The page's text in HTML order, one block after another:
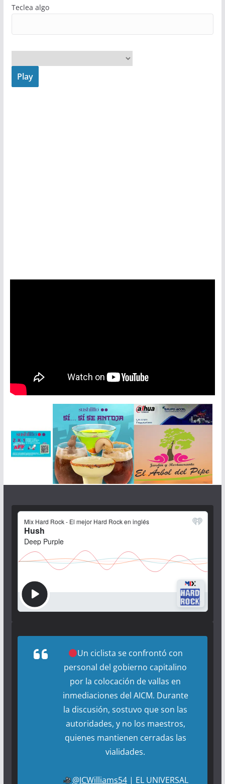
Teclea algo
Play
Un ciclista se confrontó con
personal del gobierno capitalino
por la colocación de vallas en
inmediaciones del AICM. Durante
la discusión, sostuvo que son las
autoridades, y no los maestros,
quienes mantienen cerradas las
vialidades.
@JCWilliams54| EL UNIVERSAL